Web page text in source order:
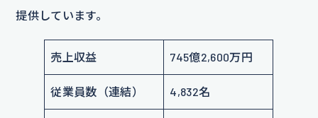
提供しています。
売上収益 745億2,600万円
従業員数（連結） 4,832名